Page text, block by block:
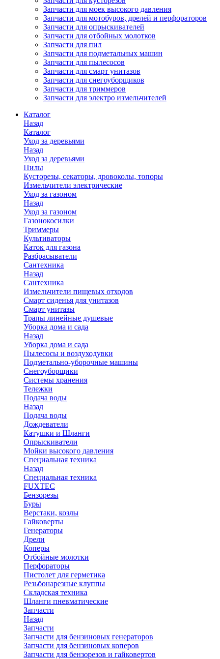
Запчасти для моек высокого давления
Запчасти для мотобуров, дрелей и перфораторов
Запчасти для опрыскивателей
Запчасти для отбойных молотков
Запчасти для пил
Запчасти для подметальных машин
Запчасти для пылесосов
Запчасти для смарт унитазов
Запчасти для снегоуборщиков
Запчасти для триммеров
Запчасти для электро измельчителей
Каталог
Назад
Каталог
Уход за деревьями
Назад
Уход за деревьями
Пилы
Кусторезы, секаторы, дровоколы, топоры
Измельчители электрические
Уход за газоном
Назад
Уход за газоном
Газонокосилки
Триммеры
Культиваторы
Каток для газона
Разбрасыватели
Сантехника
Назад
Сантехника
Измельчители пищевых отходов
Смарт сиденья для унитазов
Смарт унитазы
Трапы линейные душевые
Уборка дома и сада
Назад
Уборка дома и сада
Пылесосы и воздуходувки
Подметально-уборочные машины
Снегоуборщики
Системы хранения
Тележки
Подача воды
Назад
Подача воды
Дождеватели
Катушки и Шланги
Опрыскиватели
Мойки высокого давления
Специальная техника
Назад
Специальная техника
FUXTEC
Бензорезы
Буры
Верстаки, козлы
Гайковерты
Генераторы
Дрели
Коперы
Отбойные молотки
Перфораторы
Пистолет для герметика
Резьбонарезные клуппы
Складская техника
Шланги пневматические
Запчасти
Назад
Запчасти
Запчасти для бензиновых генераторов
Запчасти для бензиновых коперов
Запчасти для бензорезов и гайковертов